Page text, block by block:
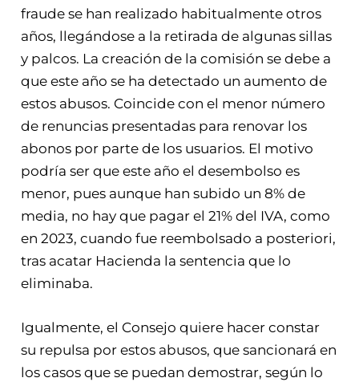
fraude se han realizado habitualmente otros
años, llegándose a la retirada de algunas sillas
y palcos. La creación de la comisión se debe a
que este año se ha detectado un aumento de
estos abusos. Coincide con el menor número
de renuncias presentadas para renovar los
abonos por parte de los usuarios. El motivo
podría ser que este año el desembolso es
menor, pues aunque han subido un 8% de
media, no hay que pagar el 21% del IVA, como
en 2023, cuando fue reembolsado a posteriori,
tras acatar Hacienda la sentencia que lo
eliminaba.
Igualmente, el Consejo quiere hacer constar
su repulsa por estos abusos, que sancionará en
los casos que se puedan demostrar, según lo